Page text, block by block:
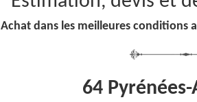
Achat dans les meilleures conditions
64